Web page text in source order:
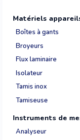
Matériels
Boîtes à gants
Broyeurs
Flux laminaire
Isolateur
Tamis inox
Tamiseuse
Instruments de
Analyseur